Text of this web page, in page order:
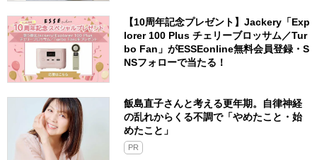
【10周年記念プレゼント】Jackery「Exp
lorer 100 Plus チェリーブロッサム／Tur
bo Fan」がESSEonline無料会員登録・S
NSフォローで当たる！
飯島直子さんと考える更年期。自律神経
の乱れからくる不調で「やめたこと・始
めたこと」
PR